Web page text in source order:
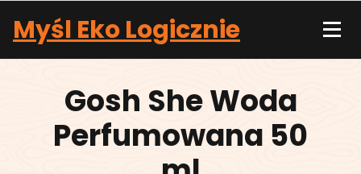
content
Myśl Eko Logicznie
Gosh She Woda
Perfumowana 50